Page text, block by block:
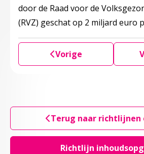
Richtlijn
door de Raad voor de
(RVZ) geschat op 2 miljard euro
Vorige
Terug naar richtlijnen